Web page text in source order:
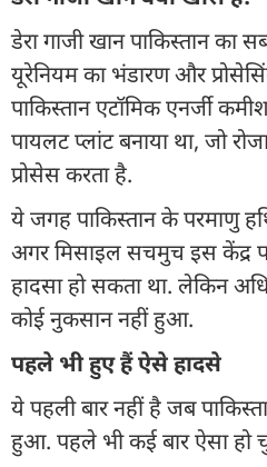
डेरा गाजी खान पाकिस्तान का
यूरेनियम का भंडारण और
पाकिस्तान एटॉमिक एनर्जी
पायलट प्लांट बनाया था, जो
प्रोसेस करता है.
ये जगह पाकिस्तान के परमाणु
अगर मिसाइल सचमुच इस केंद्र
हादसा हो सकता था. लेकिन
कोई नुकसान नहीं हुआ.
पहले भी हुए हैं ऐसे हादसे
ये पहली बार नहीं है जब
हुआ. पहले भी कई बार ऐसा हो